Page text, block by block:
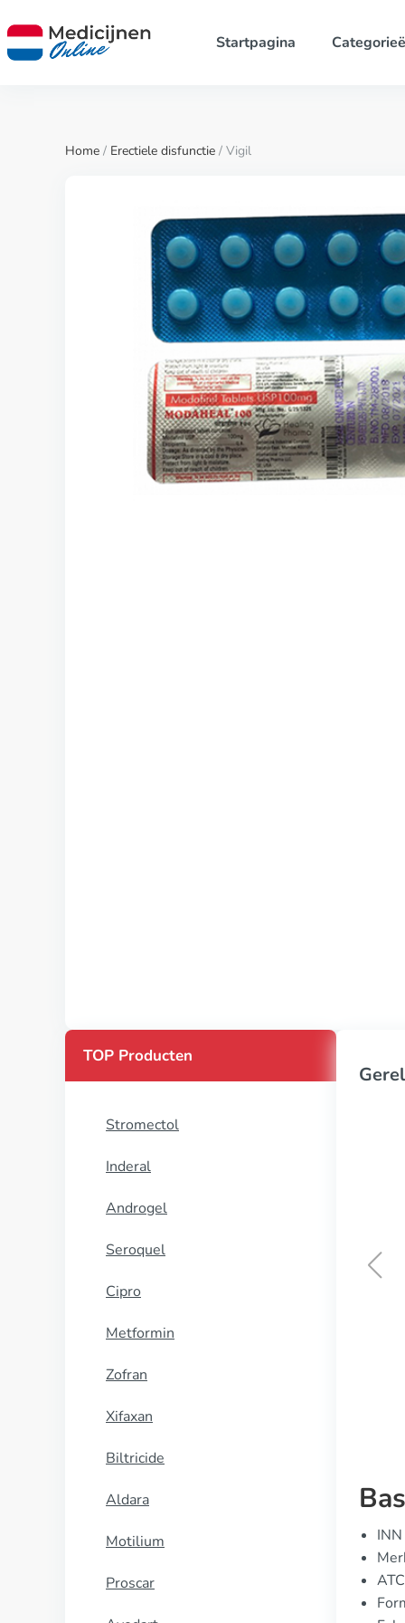
Startpagina
Home / Erectiele disfunctie / Vigil
TOP Producten
Stromectol
Inderal
Androgel
Seroquel
Cipro
Metformin
Zofran
Xifaxan
Biltricide
Aldara
Motilium
Proscar